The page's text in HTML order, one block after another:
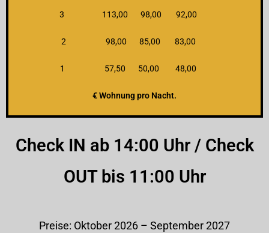
3 113,00 98,00 92,00
2 98,00 85,00 83,00
1 57,50 50,00 48,00
€ Wohnung pro Nacht.
Check IN ab 14:00 Uhr / Check
OUT bis 11:00 Uhr
Preise: Oktober 2026 – September 2027